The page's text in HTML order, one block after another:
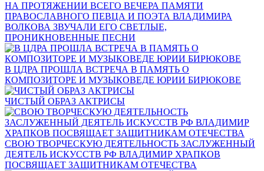
НА ПРОТЯЖЕНИИ ВСЕГО ВЕЧЕРА ПАМЯТИ
ПРАВОСЛАВНОГО ПЕВЦА И ПОЭТА ВЛАДИМИРА
ВОЛКОВА ЗВУЧАЛИ ЕГО СВЕТЛЫЕ,
ПРОНИКНОВЕННЫЕ ПЕСНИ
В ЦДРА ПРОШЛА ВСТРЕЧА В ПАМЯТЬ О
КОМПОЗИТОРЕ И МУЗЫКОВЕДЕ ЮРИИ БИРЮКОВЕ
ЧИСТЫЙ ОБРАЗ АКТРИСЫ
СВОЮ ТВОРЧЕСКУЮ ДЕЯТЕЛЬНОСТЬ ЗАСЛУЖЕННЫЙ
ДЕЯТЕЛЬ ИСКУССТВ РФ ВЛАДИМИР ХРАПКОВ
ПОСВЯЩАЕТ ЗАЩИТНИКАМ ОТЕЧЕСТВА